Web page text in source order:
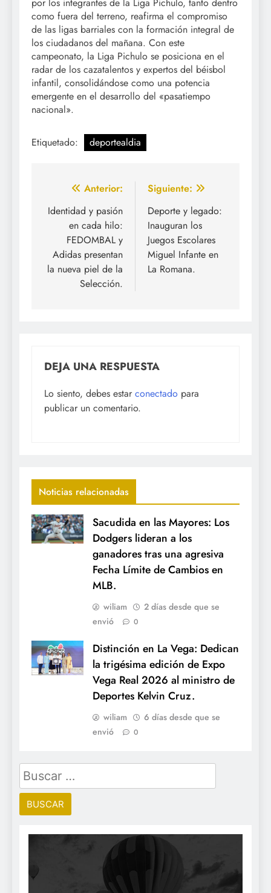
como fuera del terreno, reafirma el compromiso
de las ligas barriales con la formación integral de
los ciudadanos del mañana. Con este
campeonato, la Liga Pichulo se posiciona en el
radar de los cazatalentos y expertos del béisbol
infantil, consolidándose como una potencia
emergente en el desarrollo del «pasatiempo
nacional».
Etiquetado: deportealdia
Navegación
de
entradas
Anterior:
Identidad y pasión
en cada hilo:
FEDOMBAL y
Adidas presentan
la nueva piel de la
Selección.
Siguiente:
Deporte y legado:
Inauguran los
Juegos Escolares
Miguel Infante en
La Romana.
DEJA UNA RESPUESTA
Lo siento, debes estar conectado para
publicar un comentario.
Noticias relacionadas
Sacudida en las Mayores: Los
Dodgers lideran a los
ganadores tras una agresiva
Fecha Límite de Cambios en
MLB.
wiliam
2 días desde que se
envió
0
Distinción en La Vega: Dedican
la trigésima edición de Expo
Vega Real 2026 al ministro de
Deportes Kelvin Cruz.
wiliam
6 días desde que se
envió
0
Buscar: